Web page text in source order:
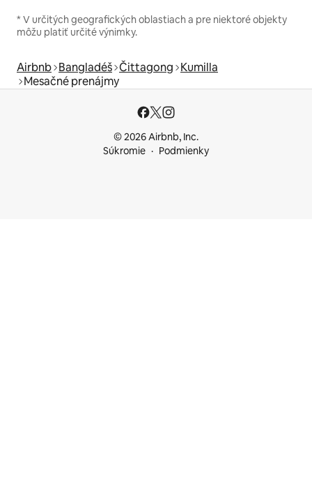
* V určitých geografických oblastiach a pre niektoré objekty
môžu platiť určité výnimky.
Airbnb Bangladéš Čittagong Kumilla
Mesačné prenájmy
© 2026 Airbnb, Inc.
Súkromie
Podmienky